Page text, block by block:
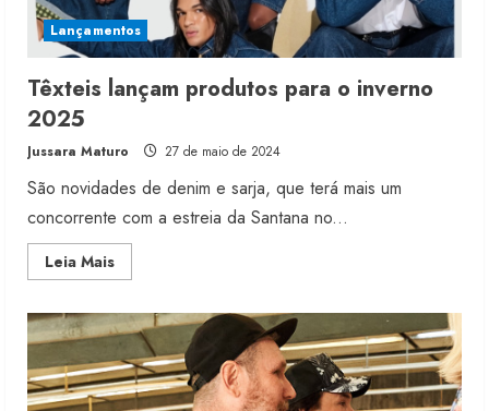
Lançamentos
Têxteis lançam produtos para o inverno
2025
Jussara Maturo 27 de maio de 2024
São novidades de denim e sarja, que terá mais um
concorrente com a estreia da Santana no...
Leia MaisRead
more
lançam
produtos
para
o
inverno
2025